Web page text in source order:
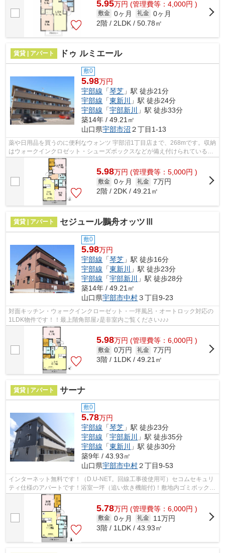
5.95万円 (管理費等：4,000円 )
敷金 0ヶ月 礼金 0ヶ月
2階 / 2LDK / 50.78㎡
賃貸 | アパート ドゥ ルミエール
敷0
5.98万円
宇部線 「琴芝 」駅 徒歩21分
宇部線 「東新川
」駅 徒歩24分
宇部線 「宇部新川
」駅 徒歩33分
築14年 / 49.21㎡
山口県宇部市沼 ２丁目1-13
薬や日用品を買うのに便利なウォンツ 宇部沼1丁目店まで、268mです。収納
はウォークインクロゼット・シューズボックスなどが備え付けられているの
で、衣類や日用品の収納に重宝します...
5.98万円 (管理費等：5,000円 )
敷金 0ヶ月 礼金 7万円
2階 / 2DK / 49.21㎡
賃貸 | アパート セジュール鵬舟オッツⅢ
敷0
5.98万円
宇部線 「琴芝 」駅 徒歩16分
宇部線 「東新川
」駅 徒歩23分
宇部線 「宇部新川
」駅 徒歩28分
築14年 / 49.21㎡
山口県宇部市中村３丁目9-23
対面キッチン・ウォークインクローゼット・一坪風呂・オートロック対応の
1LDK物件です！！最上階角部屋♪是非室内ご覧ください♪♪♪
5.98万円 (管理費等：6,000円 )
敷金 0万円 礼金 7万円
3階 / 1LDK / 49.21㎡
賃貸 | アパート サーナ
敷0
5.78万円
宇部線 「琴芝 」駅 徒歩23分
宇部線 「宇部新川
」駅 徒歩35分
宇部線 「東新川
」駅 徒歩30分
築9年 / 43.93㎡
山口県宇部市中村２丁目9-53
インターネット無料です！（D.U-NET。回線工事後使用可）セコムセキュリ
ティ仕様のアパートです！浴室一坪（追い炊き機能付)！敷地内ゴミボックス
有（民間業者回収）
5.78万円 (管理費等：6,000円 )
敷金 0ヶ月 礼金
11万円
3階 / 1LDK / 43.93㎡